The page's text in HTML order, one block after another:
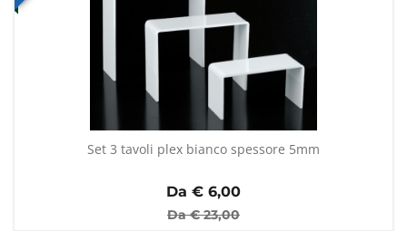
Set 3 tavoli plex bianco spessore 5mm
Da € 6,00
Da €23,00